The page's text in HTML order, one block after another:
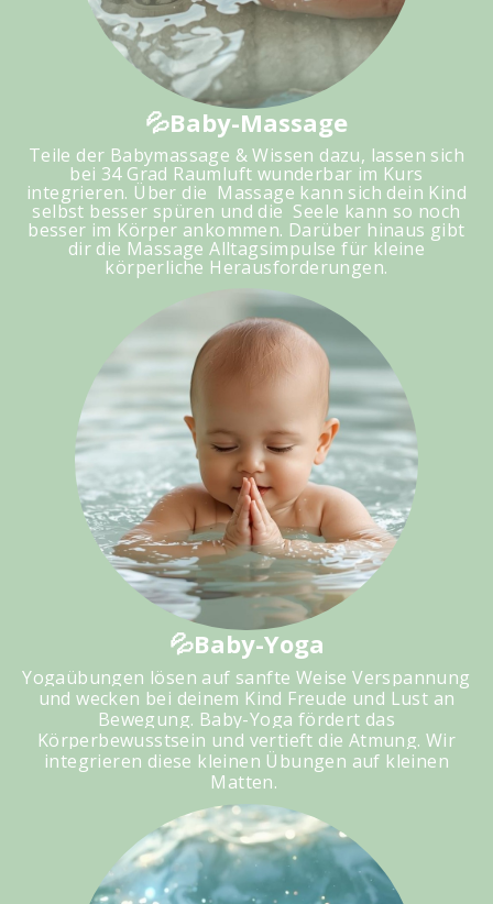
💦Baby-Massage
Teile der Babymassage & Wissen dazu, lassen sich
bei 34 Grad Raumluft wunderbar im Kurs
integrieren. Über die Massage kann sich dein Kind
selbst besser spüren und die Seele kann so noch
besser im Körper ankommen. Darüber hinaus gibt
dir die Massage Alltagsimpulse für kleine
körperliche Herausforderungen.
💦Baby-Yoga
Yogaübungen lösen auf sanfte Weise Verspannung
und wecken bei deinem Kind Freude und Lust an
Bewegung. Baby-Yoga fördert das
Körperbewusstsein und vertieft die Atmung. Wir
integrieren diese kleinen Übungen auf kleinen
Matten.